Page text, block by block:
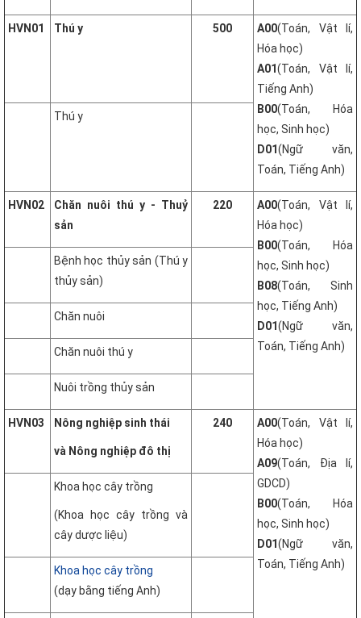
HVN01 Thú y 500 A00(Toán, Vật lí,
Hóa học)
A01(Toán, Vật lí,
Tiếng Anh)
B00(Toán, Hóa
học, Sinh học)
D01(Ngữ văn,
Toán, Tiếng Anh)
Thú y
HVN02
Chăn nuôi thú y - Thuỷ
sản
220 A00(Toán, Vật lí,
Hóa học)
B00(Toán, Hóa
học, Sinh học)
B08(Toán, Sinh
học, Tiếng Anh)
D01(Ngữ văn,
Toán, Tiếng Anh)
Bệnh học thủy sản (Thú y
thủy sản)
Chăn nuôi
Chăn nuôi thú y
Nuôi trồng thủy sản
HVN03 Nông nghiệp sinh thái
và Nông nghiệp đô thị
240 A00(Toán, Vật lí,
Hóa học)
A09(Toán, Địa lí,
GDCD)
B00(Toán, Hóa
học, Sinh học)
D01(Ngữ văn,
Toán, Tiếng Anh)
Khoa học cây trồng
(Khoa học cây trồng và
cây dược liệu)
Khoa học cây trồng
(dạy bằng tiếng Anh)